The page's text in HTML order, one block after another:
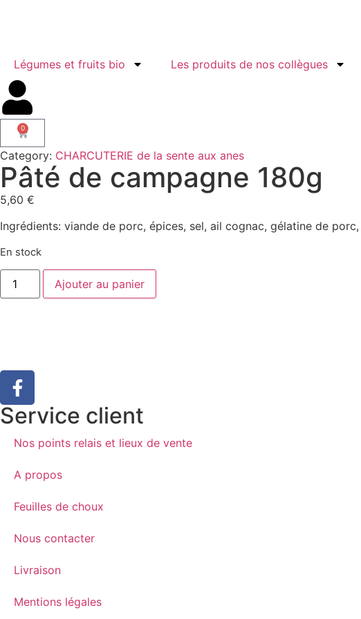
Légumes et fruits bio Les produits de nos collègues
0
Category: CHARCUTERIE de la sente aux anes
Pâté de campagne 180g
5,60 €
Ingrédients: viande de porc, épices, sel, ail cognac, gélatine de
En stock
Ajouter au panier
Service client
Nos points relais et lieux de vente
A propos
Feuilles de choux
Nous contacter
Livraison
Mentions légales